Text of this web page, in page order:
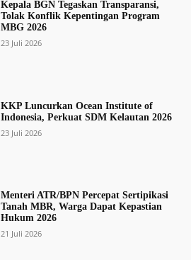
Kepala BGN Tegaskan Transparansi,
Tolak Konflik Kepentingan Program
MBG 2026
23 Juli 2026
KKP Luncurkan Ocean Institute of
Indonesia, Perkuat SDM Kelautan 2026
23 Juli 2026
Menteri ATR/BPN Percepat Sertipikasi
Tanah MBR, Warga Dapat Kepastian
Hukum 2026
21 Juli 2026